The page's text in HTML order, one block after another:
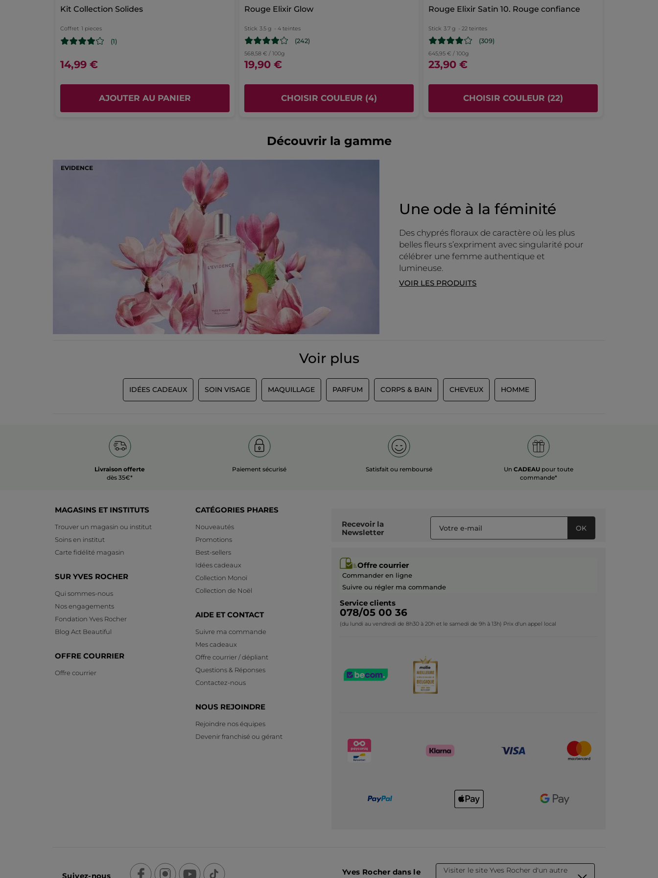
Kit Collection Solides
Coffret 1 pieces
(1)
14,99 €
AJOUTER AU PANIER
Rouge Elixir Glow
Stick 3.5 g - 4 teintes
(242)
568,58 € / 100g
19,90 €
CHOISIR COULEUR (4)
Rouge Elixir Satin 10. Rouge confiance
Stick 3.7 g - 22 teintes
(309)
645,95 € / 100g
23,90 €
CHOISIR COULEUR (22)
Découvrir la gamme
EVIDENCE
Une ode à la féminité
Des chyprés floraux de caractère où les plus
belles ​ fleurs s’expriment avec singularité pour
célébrer ​ une femme authentique et
lumineuse.
VOIR LES PRODUITS
Voir plus
IDÉES CADEAUX SOIN VISAGE MAQUILLAGE PARFUM CORPS & BAIN CHEVEUX HOMME
Livraison offerte
dès 35€*
Paiement sécurisé Satisfait ou remboursé Un CADEAUpour toute
commande*
MAGASINS ET INSTITUTS
Trouver un magasin ou institut
Soins en institut
Carte fidélité magasin
SUR YVES ROCHER
Qui sommes-nous
Nos engagements
Fondation Yves Rocher
Blog Act Beautiful
OFFRE COURRIER
Offre courrier
CATÉGORIES PHARES
Nouveautés
Promotions
Best-sellers
Idées cadeaux
Collection Monoï
Collection de Noël
AIDE ET CONTACT
Suivre ma commande
Mes cadeaux
Offre courrier / dépliant
Questions & Réponses
Contactez-nous
NOUS REJOINDRE
Rejoindre nos équipes
Devenir franchisé ou gérant
Recevoir la
Newsletter
OK
Offre courrier
Commander en ligne
Suivre ou régler ma commande
Service clients
078/05 00 36
(du lundi au vendredi de 8h30 à 20h et le samedi de 9h à 13h) Prix d'un appel local
Suivez-nous
Yves Rocher dans le
Visiter le site Yves Rocher d'un autre